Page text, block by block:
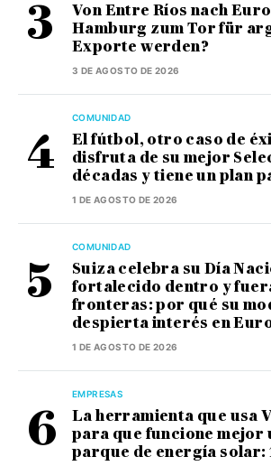
Von Entre Ríos nach
Hamburg zum Tor für
Exporte werden?
3 DE AGOSTO DE 2026
COMUNIDAD
El fútbol, otro caso de
disfruta de su mejor
décadas y tiene un plan
1 DE AGOSTO DE 2026
COMUNIDAD
Suiza celebra su Día
fortalecido dentro y
fronteras: por qué su
despierta interés en
1 DE AGOSTO DE 2026
EMPRESAS
La herramienta que usa
para que funcione mejor
parque de energía solar: